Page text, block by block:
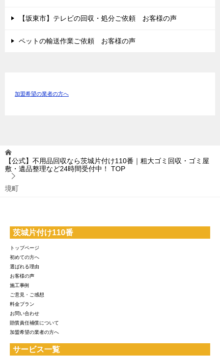
【坂東市】テレビの回収・処分ご依頼 お客様の声
ペットの輸送作業ご依頼 お客様の声
加盟希望の業者の方へ
【公式】不用品回収なら茨城片付け110番｜粗大ゴミ回収・ゴミ屋
敷・遺品整理など24時間受付中！
TOP
境町
茨城片付け110番
トップページ
初めての方へ
選ばれる理由
お客様の声
施工事例
ご意見・ご感想
料金プラン
お問い合わせ
賠償責任補償について
加盟希望の業者の方へ
サービス一覧